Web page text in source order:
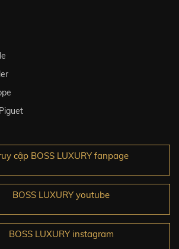
cập BOSS LUXURY fanpage
BOSS LUXURY youtube
BOSS LUXURY instagram